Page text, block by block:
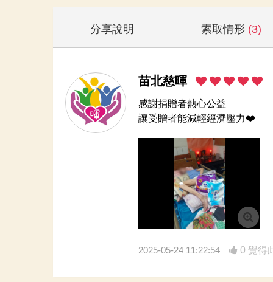
分享說明 索取情形 (3)
苗北慈暉
感謝捐贈者熱心公益
讓受贈者能減輕經濟壓力❤️
2025-05-24 11:22:54 0 覺得